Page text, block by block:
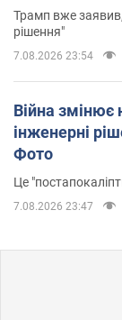
Трамп вже
рішення"
7.08.2026 23:54
Війна змінює
інженерні
Фото
Це
7.08.2026 23:47